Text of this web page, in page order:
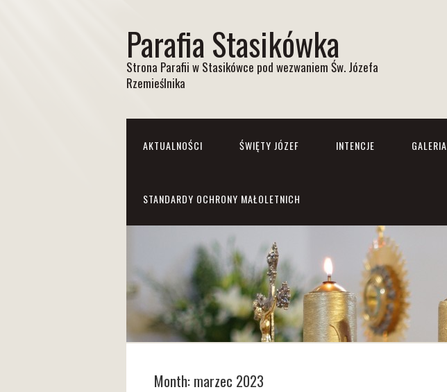
Parafia Stasikówka
Strona Parafii w Stasikówce pod wezwaniem Św. Józefa
Rzemieślnika
AKTUALNOŚCI ŚWIĘTY JÓZEF INTENCJE GALERIA
STANDARDY OCHRONY MAŁOLETNICH
Month: marzec 2023